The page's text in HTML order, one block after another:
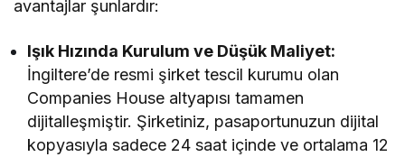
avantajlar şunlardır:
Işık Hızında Kurulum ve Düşük Maliyet:
İngiltere’de resmi şirket tescil kurumu olan
Companies House altyapısı tamamen
dijitalleşmiştir. Şirketiniz, pasaportunuzun dijital
kopyasıyla sadece 24 saat içinde ve ortalama 12